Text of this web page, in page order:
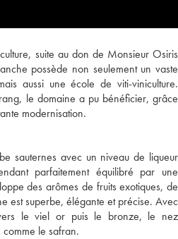
suite au don de Monsieur Osiris
possède non seulement un vaste
aussi une école de viti-viniculture.
le domaine a pu bénéficier, grâce
modernisation.
sauternes avec un niveau de liqueur
parfaitement équilibré par une
des arômes de fruits exotiques, de
est superbe, élégante et précise. Avec
le viel or puis le bronze, le nez
le safran.